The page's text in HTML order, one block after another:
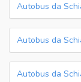
Autobus da
Autobus da
Autobus da